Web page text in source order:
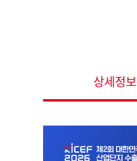
상세정보